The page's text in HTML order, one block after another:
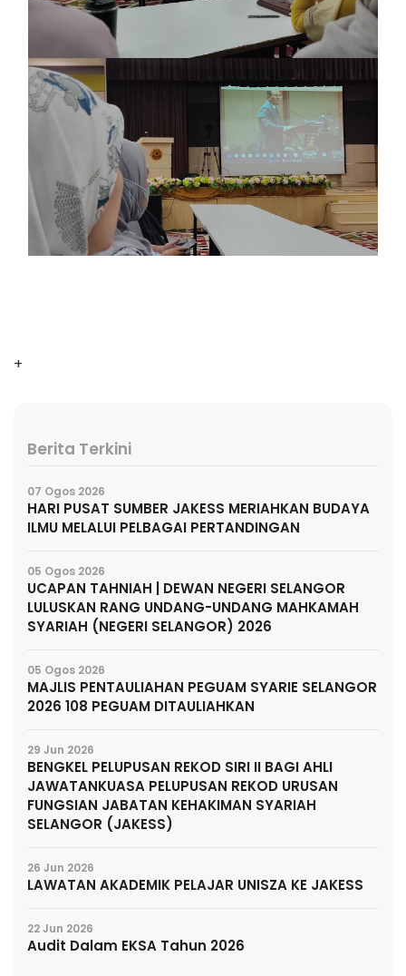
+
Berita Terkini
07 Ogos 2026
HARI PUSAT SUMBER JAKESS MERIAHKAN BUDAYA
ILMU MELALUI PELBAGAI PERTANDINGAN
05 Ogos 2026
UCAPAN TAHNIAH | DEWAN NEGERI SELANGOR
LULUSKAN RANG UNDANG-UNDANG MAHKAMAH
SYARIAH (NEGERI SELANGOR) 2026
05 Ogos 2026
MAJLIS PENTAULIAHAN PEGUAM SYARIE SELANGOR
2026 108 PEGUAM DITAULIAHKAN
29 Jun 2026
BENGKEL PELUPUSAN REKOD SIRI II BAGI AHLI
JAWATANKUASA PELUPUSAN REKOD URUSAN
FUNGSIAN JABATAN KEHAKIMAN SYARIAH
SELANGOR (JAKESS)
26 Jun 2026
LAWATAN AKADEMIK PELAJAR UNISZA KE JAKESS
22 Jun 2026
Audit Dalam EKSA Tahun 2026